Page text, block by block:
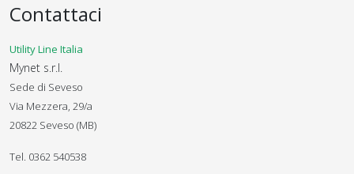
Contattaci
Utility Line Italia
Mynet s.r.l.
Sede di Seveso
Via Mezzera, 29/a
20822 Seveso (MB)
Tel. 0362 540538